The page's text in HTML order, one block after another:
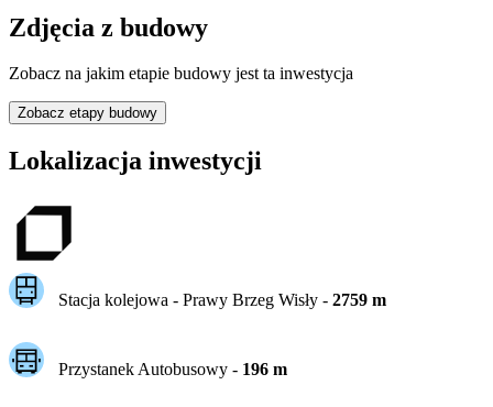
Zdjęcia z budowy
Zobacz na jakim etapie budowy jest ta inwestycja
Zobacz etapy budowy
Lokalizacja inwestycji
Stacja kolejowa - Prawy Brzeg Wisły- 2759m
Przystanek Autobusowy - 196m